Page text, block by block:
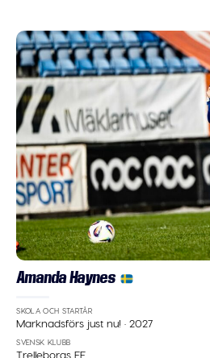
Amanda Haynes
SKOLA OCH STARTÅR
Marknadsförs just nu!·2027
SVENSK KLUBB
Trelleborgs FF